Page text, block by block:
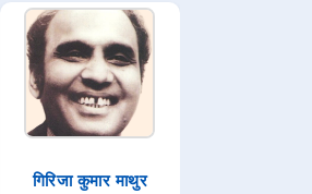
गिरिजा कुमार माथुर